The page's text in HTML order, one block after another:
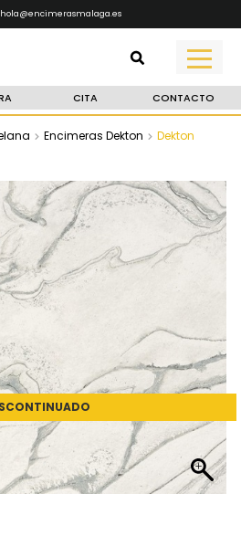
hola@encimerasmalaga.es
CITA CONTACTO
Encimeras Dekton
Dekton